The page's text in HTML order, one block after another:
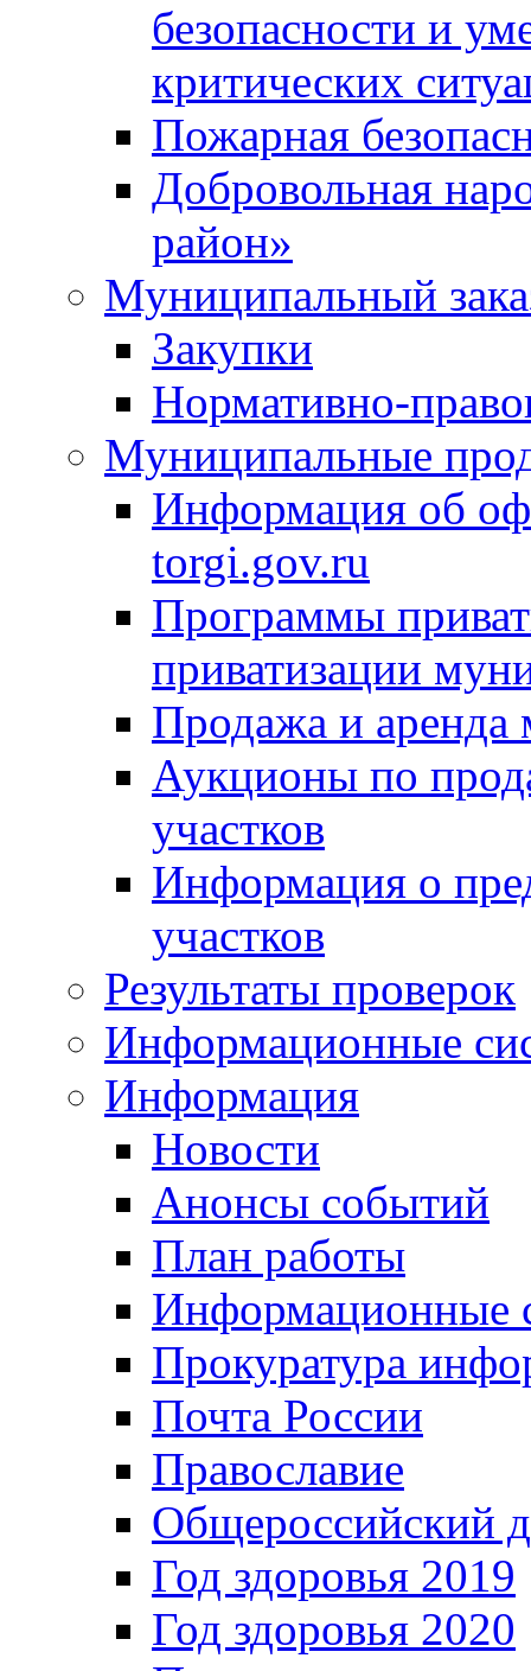
безопасности и
критических
Пожарная
Добровольная
район»
Муниципальный
Закупки
Нормативно-
Муниципальные
Информация об
torgi.gov.ru
Программы
приватизации
Продажа и аренда
Аукционы по
участков
Информация о
участков
Результаты проверок
Информационные
Информация
Новости
Анонсы событий
План работы
Информационные
Прокуратура
Почта России
Православие
Общероссийский
Год здоровья 2019
Год здоровья 2020